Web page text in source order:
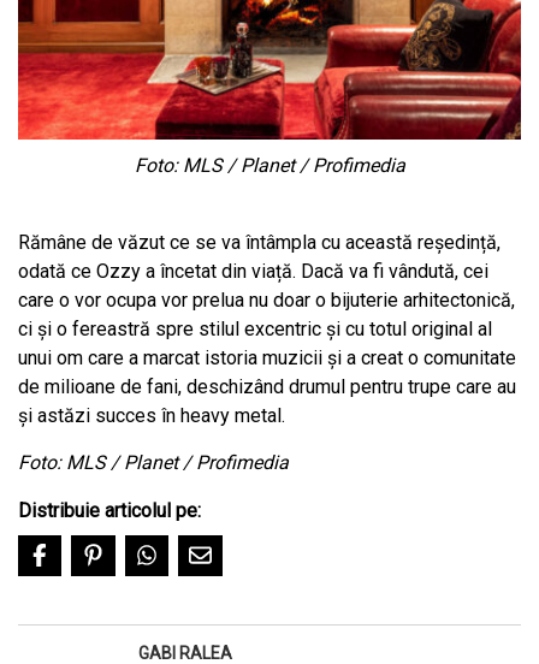
Foto: MLS / Planet / Profimedia
Rămâne de văzut ce se va întâmpla cu această reședință,
odată ce Ozzy a încetat din viață. Dacă va fi vândută, cei
care o vor ocupa vor prelua nu doar o bijuterie arhitectonică,
ci și o fereastră spre stilul excentric și cu totul original al
unui om care a marcat istoria muzicii și a creat o comunitate
de milioane de fani, deschizând drumul pentru trupe care au
și astăzi succes în heavy metal.
Foto: MLS / Planet / Profimedia
Distribuie articolul pe:
GABI RALEA